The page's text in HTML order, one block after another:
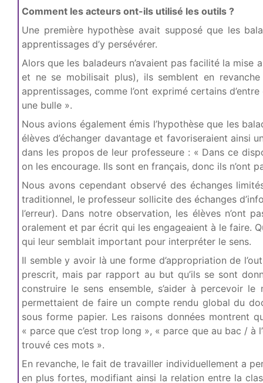
Comment les acteurs ont-ils utilisé les outils ?
Une première hypothèse avait supposé que les
apprentissages d’y persévérer.
Alors que les baladeurs n’avaient pas facilité la
et ne se mobilisait plus), ils semblent en
apprentissages, comme l’ont exprimé certains
une bulle ».
Nous avions également émis l’hypothèse que les
élèves d’échanger davantage et favoriseraient ainsi
dans les propos de leur professeure : « Dans ce
on les encourage. Ils sont en français, donc ils n’ont
Nous avons cependant observé des échanges
traditionnel, le professeur sollicite des échanges
l’erreur). Dans notre observation, les élèves n’ont
oralement et par écrit qui les engageaient à le faire.
qui leur semblait important pour interpréter le sens.
Il semble y avoir là une forme d’appropriation de
prescrit, mais par rapport au but qu’ils se sont
construire le sens ensemble, s’aider à percevoir
permettaient de faire un compte rendu global du
sous forme papier. Les raisons données montrent
« parce que c’est trop long », « parce que au bac / à
trouvé ces mots ».
En revanche, le fait de travailler individuellement a
en plus fortes, modifiant ainsi la relation entre la